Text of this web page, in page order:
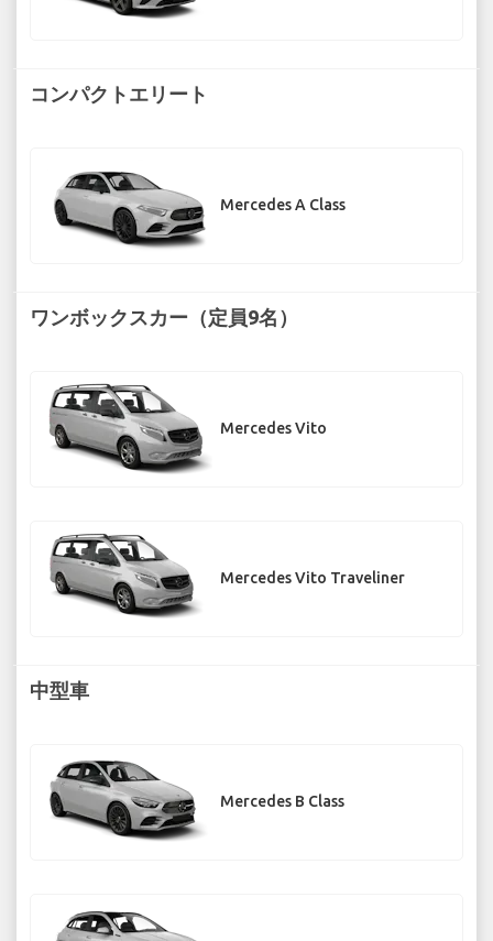
コンパクトエリート
Mercedes A Class
ワンボックスカー（定員9名）
Mercedes Vito
Mercedes Vito Traveliner
中型車
Mercedes B Class